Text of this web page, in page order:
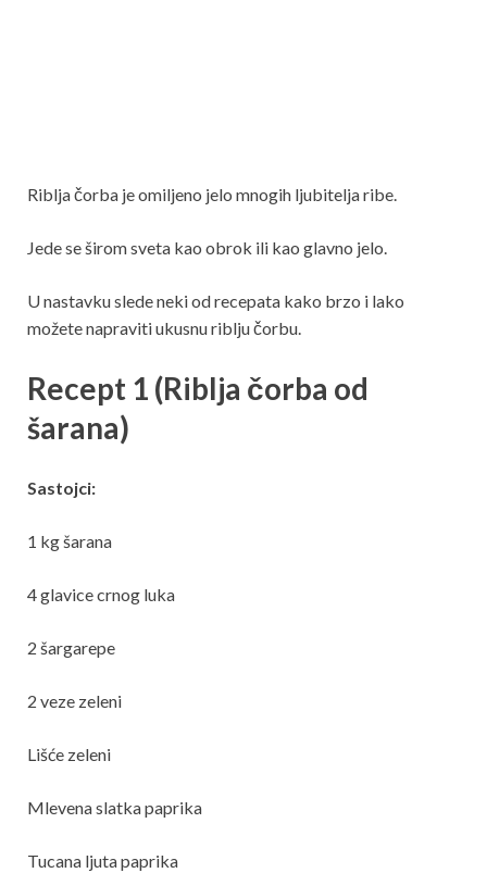
Riblja čorba je omiljeno jelo mnogih ljubitelja ribe.
Jede se širom sveta kao obrok ili kao glavno jelo.
U nastavku slede neki od recepata kako brzo i lako
možete napraviti ukusnu riblju čorbu.
Recept 1 (Riblja čorba od
šarana)
Sastojci:
1 kg šarana
4 glavice crnog luka
2 šargarepe
2 veze zeleni
Lišće zeleni
Mlevena slatka paprika
Tucana ljuta paprika